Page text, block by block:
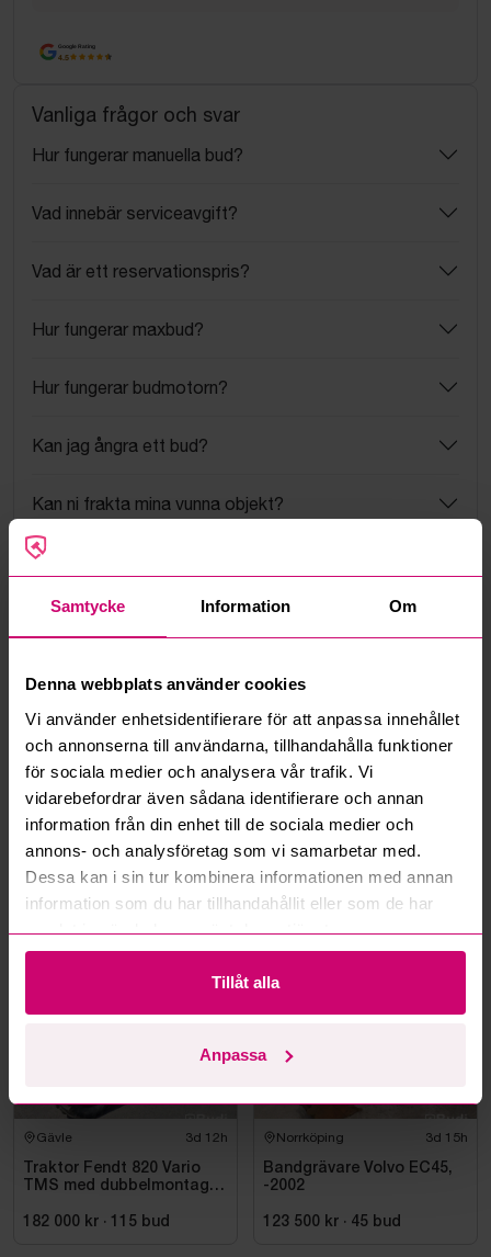
Samtycke Information Om
Denna webbplats använder cookies
Vi använder enhetsidentifierare för att anpassa innehållet
och annonserna till användarna, tillhandahålla funktioner
för sociala medier och analysera vår trafik. Vi
vidarebefordrar även sådana identifierare och annan
information från din enhet till de sociala medier och
annons- och analysföretag som vi samarbetar med.
Dessa kan i sin tur kombinera informationen med annan
information som du har tillhandahållit eller som de har
samlat in när du har använt deras tjänster.
Tillåt alla
Anpassa
Google Rating
4.5
Vanliga frågor och svar
Hur fungerar manuella bud?
Vad innebär serviceavgift?
Vad är ett reservationspris?
Hur fungerar maxbud?
Hur fungerar budmotorn?
Kan jag ångra ett bud?
Kan ni frakta mina vunna objekt?
Mer från samma kategori
Bromma 3d 12h
Byggställning Zarges
2 850 kr ·41 bud
Göteborg
Cirka 500 meter
pallställage
Gävle 3d 12h
Traktor Fendt 820 Vario
TMS med dubbelmontage
182 000 kr · 115 bud
Norrköping 3d 15h
Bandgrävare Volvo EC45,
-2002
123 500 kr · 45 bud